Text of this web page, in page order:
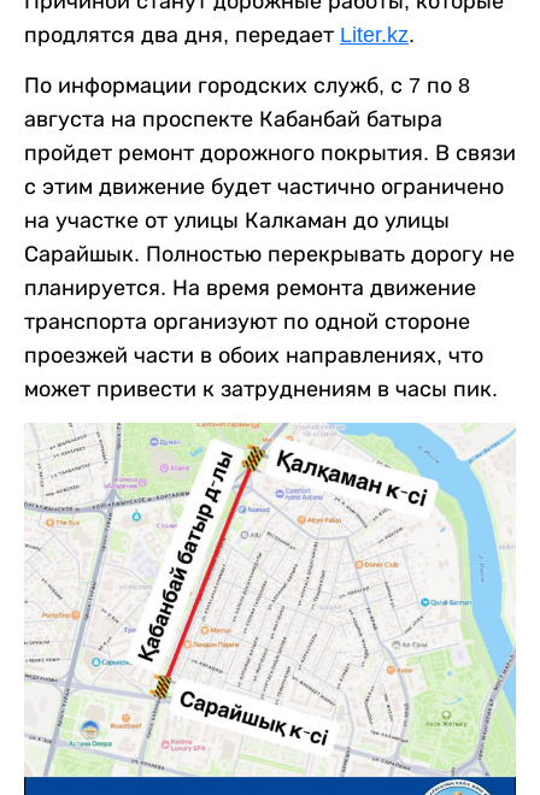
продлятся два дня, передает Liter.kz.
По информации городских служб, с 7 по 8
августа на проспекте Кабанбай батыра
пройдет ремонт дорожного покрытия. В связи
с этим движение будет частично ограничено
на участке от улицы Калкаман до улицы
Сарайшык. Полностью перекрывать дорогу не
планируется. На время ремонта движение
транспорта организуют по одной стороне
проезжей части в обоих направлениях, что
может привести к затруднениям в часы пик.